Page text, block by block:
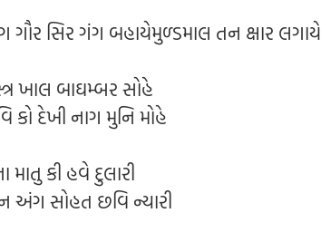
ગૌર સિર ગંગ બહાયેમુળ્ડમાલ તન ક્ષાર લગાયે
ખાલ બાઘમ્બર સોહે
કો દેખી નાગ મુનિ મોહે
માતુ કી હવે દુલારી
અંગ સોહત છવિ ન્યારી